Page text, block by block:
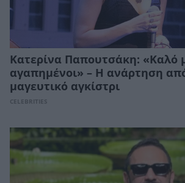
Κατερίνα Παπουτσάκη: «Καλό
αγαπημένοι» – Η ανάρτηση
μαγευτικό αγκίστρι
CELEBRITIES